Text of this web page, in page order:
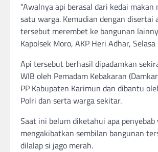
“Awalnya api berasal dari kedai makan
satu warga. Kemudian dengan disertai
tersebut merembet ke bangunan
Kapolsek Moro, AKP Heri Adhar,
Api tersebut berhasil dipadamkan
WIB oleh Pemadam Kebakaran
PP Kabupaten Karimun dan dibantu
Polri dan serta warga sekitar.
Saat ini belum diketahui apa penyebab
mengakibatkan sembilan bangunan
dilalap si jago merah.